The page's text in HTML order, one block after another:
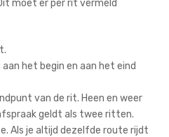
moet er per rit vermeld
het begin en aan het eind
van de rit. Heen en weer
geldt als twee ritten.
Als je altijd dezelfde route rijdt